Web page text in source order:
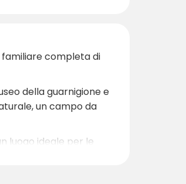
familiare completa di
della guarnigione e
un campo da
luogo ideale per le